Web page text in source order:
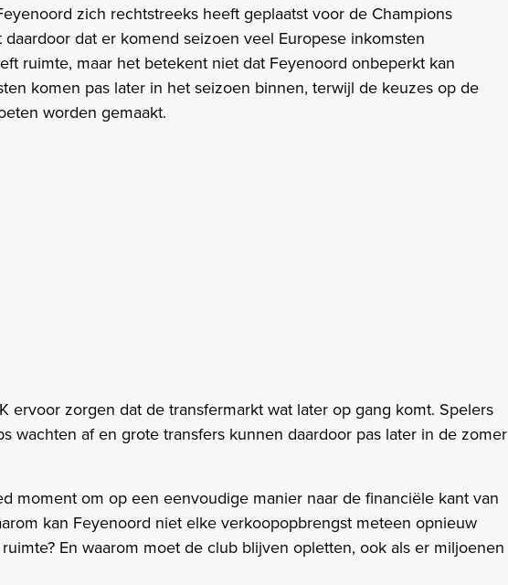
zich rechtstreeks heeft geplaatst voor de Champions
dat er komend seizoen veel Europese inkomsten
ruimte, maar het betekent niet dat Feyenoord onbeperkt kan
komen pas later in het seizoen binnen, terwijl de keuzes op de
worden gemaakt.
ervoor zorgen dat de transfermarkt wat later op gang komt. Spelers
wachten af en grote transfers kunnen daardoor pas later in de zomer
moment om op een eenvoudige manier naar de financiële kant van
kan Feyenoord niet elke verkoopopbrengst meteen opnieuw
En waarom moet de club blijven opletten, ook als er miljoenen